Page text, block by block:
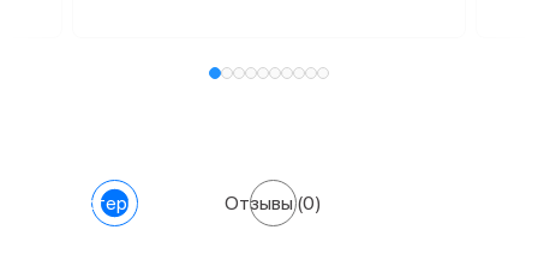
Характеристики Отзывы(0)